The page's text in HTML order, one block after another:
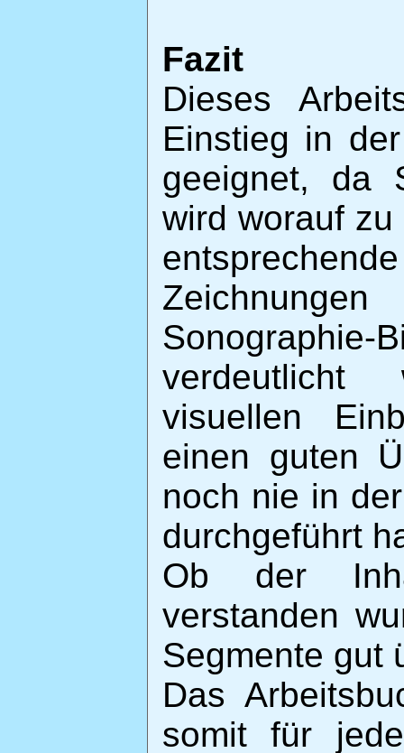
Fazit
Dieses
Einstieg in
geeignet, da
wird worauf
visuellen
einen guten
noch nie in
durchgeführt
Ob der
verstanden
Segmente gut
Das
somit für